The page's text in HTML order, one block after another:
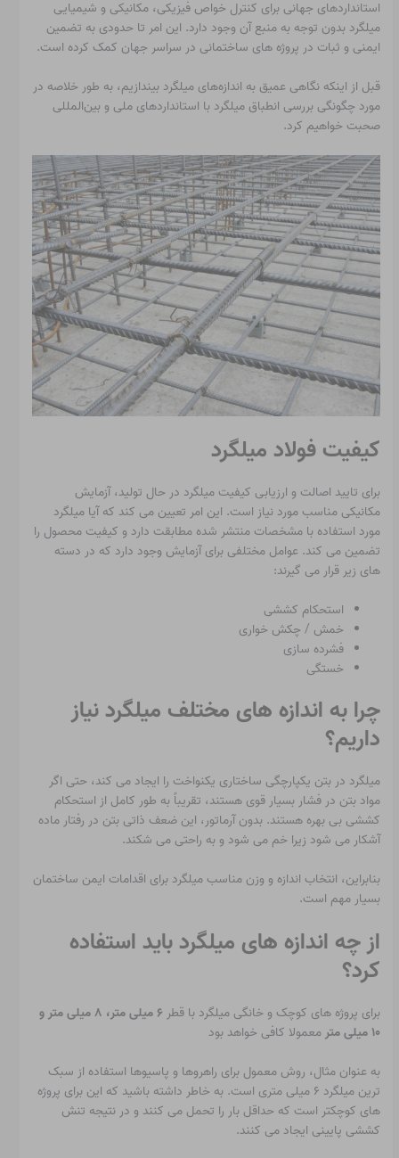
استانداردهای جهانی برای کنترل خواص فیزیکی، مکانیکی و شیمیایی
میلگرد بدون توجه به منبع آن وجود دارد. این امر تا حدودی به تضمین
ایمنی و ثبات در پروژه های ساختمانی در سراسر جهان کمک کرده است.
قبل از اینکه نگاهی عمیق به اندازه‌های میلگرد بیندازیم، به طور خلاصه در
مورد چگونگی بررسی انطباق میلگرد با استانداردهای ملی و بین‌المللی
صحبت خواهیم کرد.
کیفیت فولاد میلگرد
برای تایید اصالت و ارزیابی کیفیت میلگرد در حال تولید، آزمایش
مکانیکی مناسب مورد نیاز است. این امر تعیین می کند که آیا میلگرد
مورد استفاده با مشخصات منتشر شده مطابقت دارد و کیفیت محصول را
تضمین می کند. عوامل مختلفی برای آزمایش وجود دارد که در دسته
های زیر قرار می گیرند:
استحکام کششی
خمش / چکش خواری
فشرده سازی
خستگی
چرا به اندازه های مختلف میلگرد نیاز
داریم؟
میلگرد در بتن یکپارچگی ساختاری یکنواخت را ایجاد می کند، حتی اگر
مواد بتن در فشار بسیار قوی هستند، تقریباً به طور کامل از استحکام
کششی بی بهره هستند. بدون آرماتور، این ضعف ذاتی بتن در رفتار ماده
آشکار می شود زیرا خم می شود و به راحتی می شکند.
بنابراین، انتخاب اندازه و وزن مناسب میلگرد برای اقدامات ایمن ساختمان
بسیار مهم است.
از چه اندازه های میلگرد باید استفاده
کرد؟
برای پروژه های کوچک و خانگی میلگرد با قطر
۶ میلی متر، ۸ میلی متر و
۱۰ میلی متر
معمولا کافی خواهد بود
به عنوان مثال، روش معمول برای راهروها و پاسیوها استفاده از سبک
ترین میلگرد ۶ میلی متری است. به خاطر داشته باشید که این برای پروژه
های کوچکتر است که حداقل بار را تحمل می کنند و در نتیجه تنش
کششی پایینی ایجاد می کنند.